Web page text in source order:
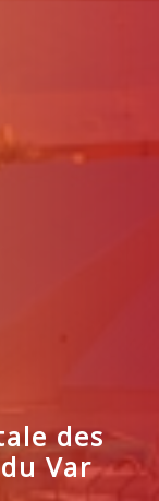
des
Var